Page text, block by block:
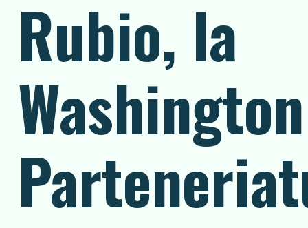
Rubio, la